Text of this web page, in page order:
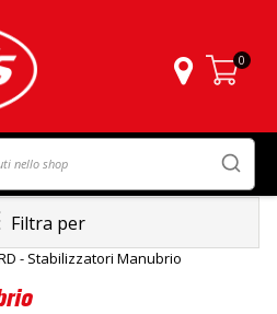
Carrello
0
- Stabilizzatori Manubrio
Filtra per